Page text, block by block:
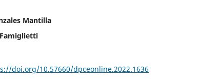
Mantilla
doi.org/10.57660/dpceonline.2022.1636